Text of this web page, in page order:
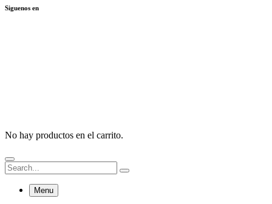
Siguenos en
No hay productos en el carrito.
Menu